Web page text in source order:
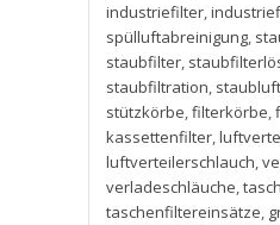
industriefilter,
spülluftabreinigung,
staubfilter,
staubfiltration, staubluft
stützkörbe,filterkörbe,
kassettenfilter,
luftverteilerschlauch,
verladeschläuche,
taschenfiltereinsätze,